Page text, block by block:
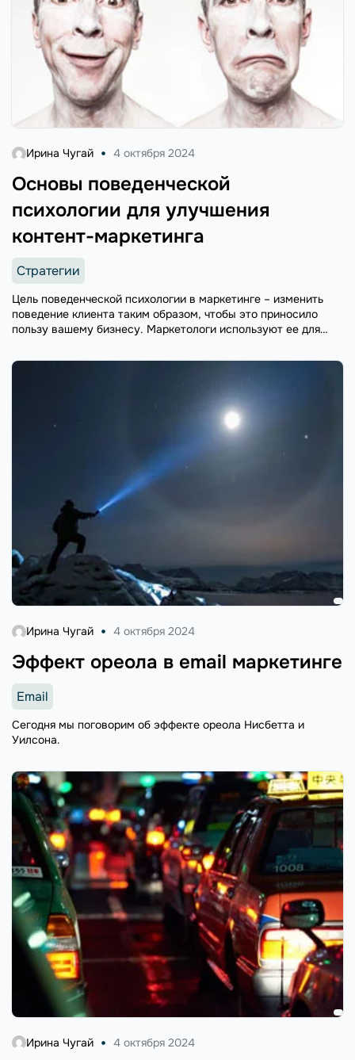
Основы поведенческой
психологии для улучшения
контент-маркетинга
Ирина Чугай 4 октября 2024
Стратегии
Цель поведенческой психологии в маркетинге – изменить
поведение клиента таким образом, чтобы это приносило
пользу вашему бизнесу. Маркетологи используют ее для
метрик. Для достижения высоких показателей пробуйте
Эффект ореола в email маркетинге
Ирина Чугай 4 октября 2024
Email
Сегодня мы поговорим об эффекте ореола Нисбетта и
Уилсона.
Ирина Чугай 4 октября 2024